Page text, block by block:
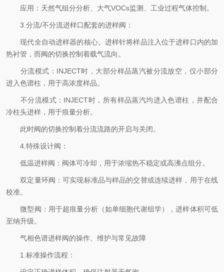
应用：天然气组分分析、大气VOCs监测、工业过程气体控制。
3.分流/不分流进样口配套的进样阀：
现代全自动进样器的核心。进样针将样品注入位于进样口内的加
热衬管，而阀的切换控制着载气流向。
分流模式：INJECT时，大部分样品蒸汽被分流放空，仅小部分
进入色谱柱，用于高浓度样品。
不分流模式：INJECT时，所有样品蒸汽均进入色谱柱，并配合
冷柱头进样，用于痕量分析。
此时阀的切换控制着分流流路的开启与关闭。
4.特殊设计阀：
低温进样阀：阀体可冷却，用于浓缩热不稳定或高沸点组分。
双定量环阀：可实现标准品与样品的交替或连续进样，用于在线
校准。
微型阀：用于超痕量分析（如单细胞代谢组学），进样体积可低
至纳升级。
气相色谱进样阀的操作、维护与常见故障
1.标准操作流程：